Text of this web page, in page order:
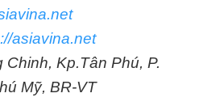
asiavina.net
Chinh, Kp.Tân Phú, P.
Mỹ, BR-VT